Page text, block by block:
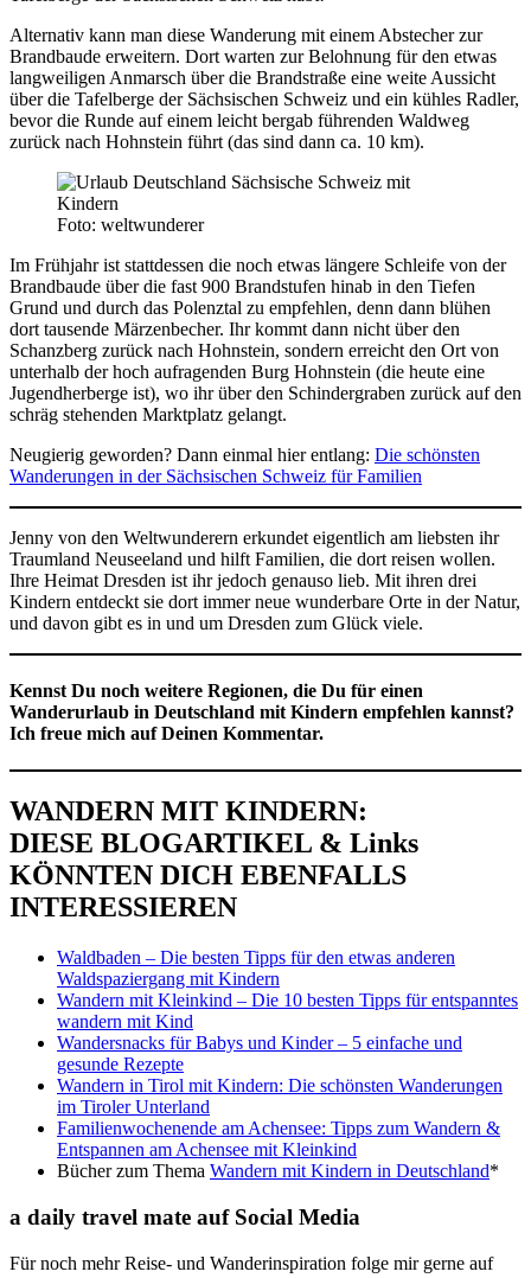
Alternativ kann man diese Wanderung mit einem Abstecher zur
Brandbaude erweitern. Dort warten zur Belohnung für den etwas
langweiligen Anmarsch über die Brandstraße eine weite Aussicht
über die Tafelberge der Sächsischen Schweiz und ein kühles Radler,
bevor die Runde auf einem leicht bergab führenden Waldweg
zurück nach Hohnstein führt (das sind dann ca. 10 km).
Foto: weltwunderer
Im Frühjahr ist stattdessen die noch etwas längere Schleife von der
Brandbaude über die fast 900 Brandstufen hinab in den Tiefen
Grund und durch das Polenztal zu empfehlen, denn dann blühen
dort tausende Märzenbecher. Ihr kommt dann nicht über den
Schanzberg zurück nach Hohnstein, sondern erreicht den Ort von
unterhalb der hoch aufragenden Burg Hohnstein (die heute eine
Jugendherberge ist), wo ihr über den Schindergraben zurück auf den
schräg stehenden Marktplatz gelangt.
Neugierig geworden? Dann einmal hier entlang: Die schönsten
Wanderungen in der Sächsischen Schweiz für Familien
Jenny von den Weltwunderern erkundet eigentlich am liebsten ihr
Traumland Neuseeland und hilft Familien, die dort reisen wollen.
Ihre Heimat Dresden ist ihr jedoch genauso lieb. Mit ihren drei
Kindern entdeckt sie dort immer neue wunderbare Orte in der Natur,
und davon gibt es in und um Dresden zum Glück viele.
Kennst Du noch weitere Regionen, die Du für einen
Wanderurlaub in Deutschland mit Kindern empfehlen kannst?
Ich freue mich auf Deinen Kommentar.
WANDERN MIT KINDERN:
DIESE BLOGARTIKEL & Links
KÖNNTEN DICH EBENFALLS
INTERESSIEREN
Waldbaden – Die besten Tipps für den etwas anderen
Waldspaziergang mit Kindern
Wandern mit Kleinkind – Die 10 besten Tipps für entspanntes
wandern mit Kind
Wandersnacks für Babys und Kinder – 5 einfache und
gesunde Rezepte
Wandern in Tirol mit Kindern: Die schönsten Wanderungen
im Tiroler Unterland
Familienwochenende am Achensee: Tipps zum Wandern &
Entspannen am Achensee mit Kleinkind
Bücher zum Thema Wandern mit Kindern in Deutschland*
a daily travel mate auf Social Media
Für noch mehr Reise- und Wanderinspiration folge mir gerne auf